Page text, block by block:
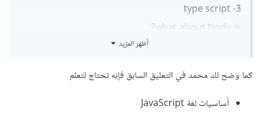
3- type script
what about Node.js?
أظهر المزيد
كما وضح لك محمد في التعليق السابق فإنه تحتاج لتعلم
أساسيات لغة JavaScript